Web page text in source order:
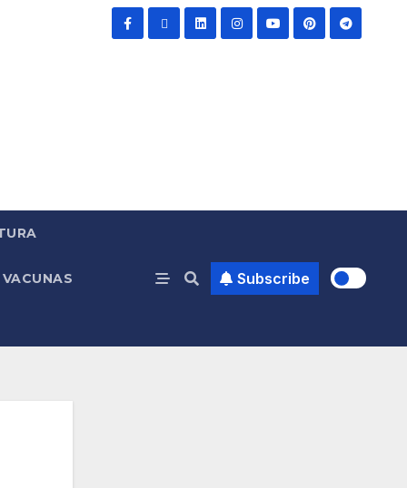
VACUNAS Subscribe